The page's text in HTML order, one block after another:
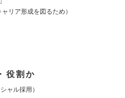
リア形成を図るため）
役割か
ャル採用）